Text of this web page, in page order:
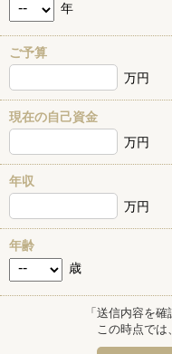
年
ご予算
万円
現在の自己資金
万円
年収
万円
年齢
歳
「送信内容を
この時点では